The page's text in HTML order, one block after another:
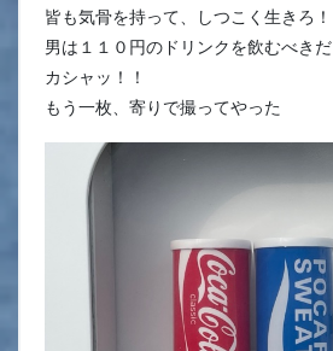
皆も気骨を持って、しつこく生きろ！
男は１１０円のドリンクを飲むべきだ
カシャッ！！
もう一枚、寄りで撮ってやった